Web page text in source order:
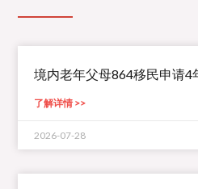
境内老年父母864移民申请4
了解详情 >>
2026-07-28